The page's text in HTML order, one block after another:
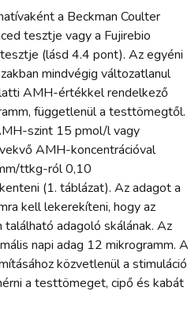
a Beckman Coulter
tesztje vagy a Fujirebio
(lásd 4.4 pont). Az egyéni
mindvégig változatlanul
AMH-értékkel rendelkező
függetlenül a testtömegtől.
szint 15 pmol/l vagy
AMH-koncentrációval
ttkg-ról 0,10
(1. táblázat). Az adagot a
kell lekerekíteni, hogy az
adagoló skálának. Az
napi adag 12 mikrogramm. A
közvetlenül a stimuláció
a testtömeget, cipő és kabát